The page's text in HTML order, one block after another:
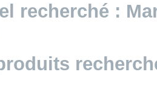
recherché :